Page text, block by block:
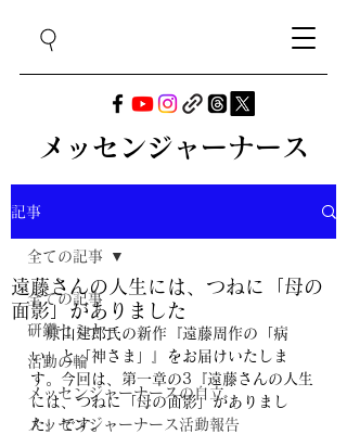
メッセンジャーナース
記事
全ての記事
研鑽セミナー
活動の輪
メッセンジャーナースの自立
メッセンジャーナース活動報告
全ての記事
遠藤さんの人生には、つねに「母の
面影」がありました
原山建郎氏の新作『遠藤周作の「病
い」と「神さま」』をお届けいたしま
す。今回は、第一章の3『遠藤さんの人生
には、つねに「母の面影」がありまし
た』です。